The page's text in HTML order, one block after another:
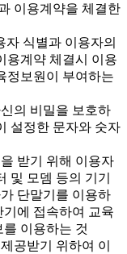
이용계약을 체결한
식별과 이용자의
용계약 체결시 이용
정보원이 부여하는
의 비밀을 보호하
설정한 문자와 숫자
받기 위해 이용자
및 모뎀 등의 기기
단말기를 이용하
에 접속하여 교육
이용하는 것
공받기 위하여 이